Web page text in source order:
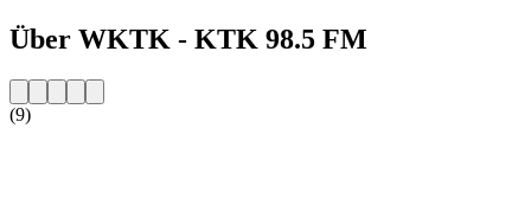
Über WKTK - KTK 98.5 FM
(9)